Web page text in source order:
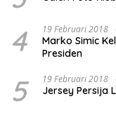
4 19 Februari 2018
Marko Simic
Presiden
5 19 Februari 2018
Jersey Persija